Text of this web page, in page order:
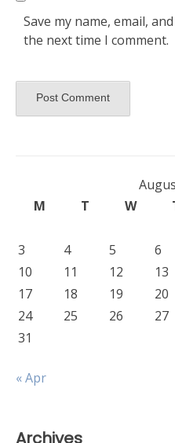
Save my name, email,
the next time I comment.
M
T W
3
4 5 6
10
11 12 13
17
18 19 20
24
25 26 27
31
« Apr